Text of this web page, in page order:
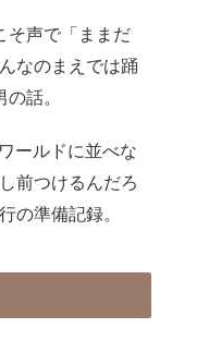
そ声で「ままだ
なのまえでは踊
話。
ールドに並べな
前つけるんだろ
の準備記録。